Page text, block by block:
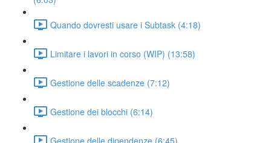
Quando dovresti usare i Subtask (4:18)
Limitare i lavori in corso (WIP) (13:58)
Gestione delle scadenze (7:12)
Gestione dei blocchi (6:14)
Gestione delle dipendenze (6:45)